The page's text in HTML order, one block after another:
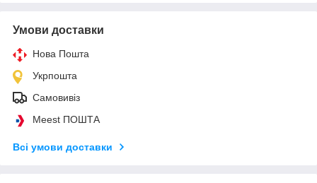
Умови доставки
Нова Пошта
Укрпошта
Самовивіз
Meest ПОШТА
Всі умови доставки